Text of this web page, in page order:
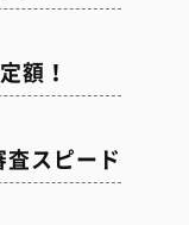
額！
査スピード